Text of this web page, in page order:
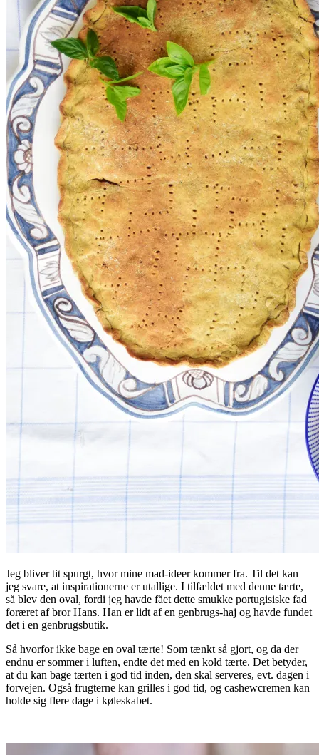
Jeg bliver tit spurgt, hvor mine mad-ideer kommer fra. Til det kan
jeg svare, at inspirationerne er utallige. I tilfældet med denne tærte,
så blev den oval, fordi jeg havde fået dette smukke portugisiske fad
foræret af bror Hans. Han er lidt af en genbrugs-haj og havde fundet
det i en genbrugsbutik.
Så hvorfor ikke bage en oval tærte! Som tænkt så gjort, og da der
endnu er sommer i luften, endte det med en kold tærte. Det betyder,
at du kan bage tærten i god tid inden, den skal serveres, evt. dagen i
forvejen. Også frugterne kan grilles i god tid, og cashewcremen kan
holde sig flere dage i køleskabet.